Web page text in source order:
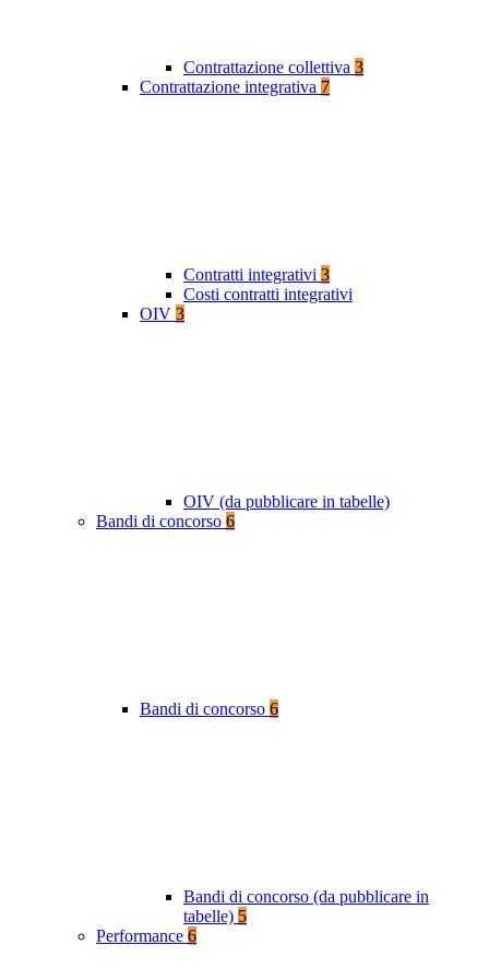
Contrattazione collettiva 3
Contrattazione integrativa 7
Contratti integrativi 3
Costi contratti integrativi
OIV 3
OIV (da pubblicare in tabelle)
Bandi di concorso 6
Bandi di concorso 6
Bandi di concorso (da pubblicare in
tabelle) 5
Performance 6